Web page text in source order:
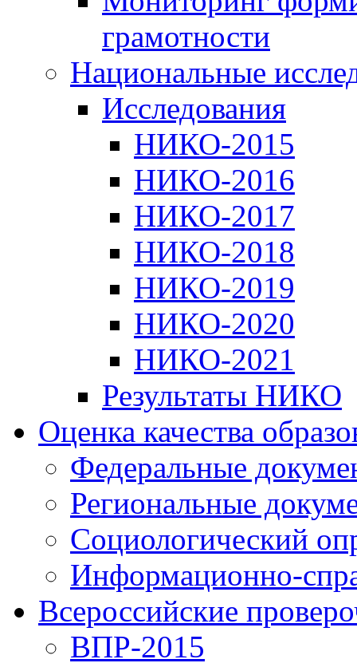
грамотности
Национальные
Исследования
НИКО-2015
НИКО-2016
НИКО-2017
НИКО-2018
НИКО-2019
НИКО-2020
НИКО-2021
Результаты НИКО
Оценка качества
Федеральные
Региональные
Социологический
Информационно-
Всероссийские
ВПР-2015